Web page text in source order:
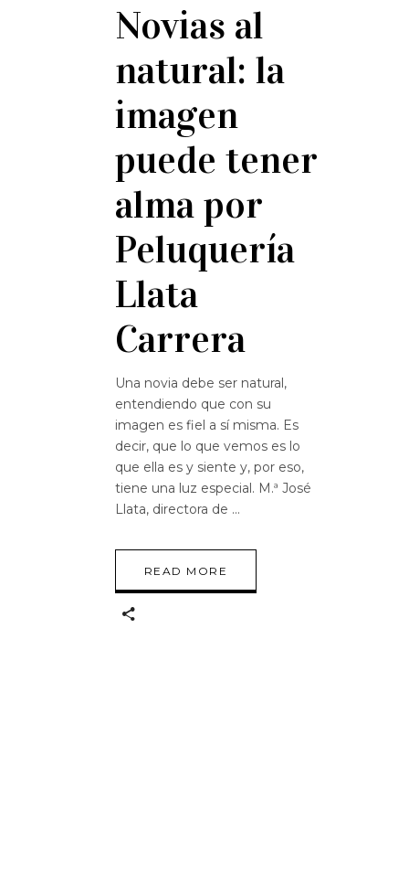
Novias al
natural: la
imagen
puede tener
alma por
Peluquería
Llata
Carrera
Una novia debe ser natural,
entendiendo que con su
imagen es fiel a sí misma. Es
decir, que lo que vemos es lo
que ella es y siente y, por eso,
tiene una luz especial. M.ª José
Llata, directora de
READ MORE